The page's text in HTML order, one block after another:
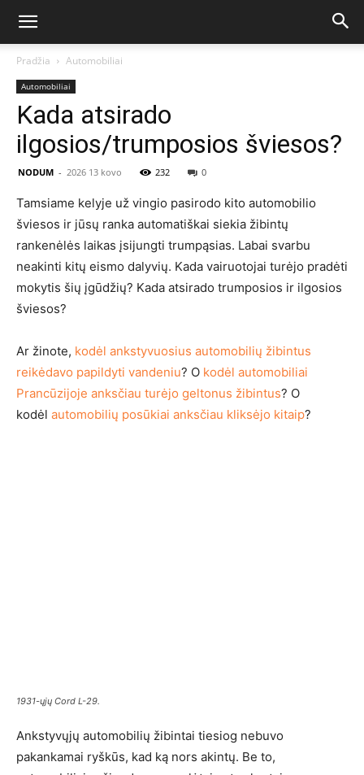
Pradžia Automobiliai
Automobiliai
Kada atsirado
ilgosios/trumposios šviesos?
NODUM - 2026 13 kovo 232 0
Tamsiame kelyje už vingio pasirodo kito automobilio
šviesos ir jūsų ranka automatiškai siekia žibintų
rankenėlės laikas įsijungti trumpąsias. Labai svarbu
neakinti kitų eismo dalyvių. Kada vairuotojai turėjo pradėti
mokytis šių įgūdžių? Kada atsirado trumposios ir ilgosios
šviesos?
Ar žinote, kodėl ankstyvuosius automobilių žibintus
reikėdavo papildyti vandeniu? O kodėl automobiliai
Prancūzijoje anksčiau turėjo geltonus žibintus? O
kodėl automobilių posūkiai anksčiau kliksėjo kitaip?
1931-ųjų Cord L-29.
Ankstyvųjų automobilių žibintai tiesiog nebuvo
pakankamai ryškūs, kad ką nors akintų. Be to,